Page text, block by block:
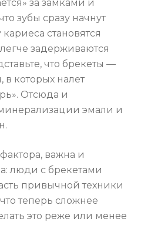
за замками и
зубы сразу начнут
становятся
задерживаются
что брекеты —
которых налет
Отсюда и
эмали и
важна и
люди с брекетами
привычной техники
теперь сложнее
это реже или менее